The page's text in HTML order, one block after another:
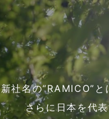
新社名の“RAMICO”
さらに日本を代